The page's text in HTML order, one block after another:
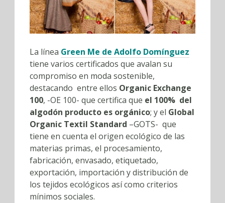
La línea Green Me de Adolfo Domínguez
tiene varios certificados que avalan su
compromiso en moda sostenible,
destacando entre ellos Organic Exchange
100, -OE 100- que certifica que el 100% del
algodón producto es orgánico; y el Global
Organic Textil Standard –GOTS- que
tiene en cuenta el origen ecológico de las
materias primas, el procesamiento,
fabricación, envasado, etiquetado,
exportación, importación y distribución de
los tejidos ecológicos así como criterios
mínimos sociales.